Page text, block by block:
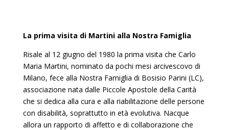
La prima visita di Martini alla Nostra Famiglia
Risale al 12 giugno del 1980 la prima visita che Carlo
Maria Martini, nominato da pochi mesi arcivescovo di
Milano, fece alla Nostra Famiglia di Bosisio Parini (LC),
associazione nata dalle Piccole Apostole della Carità
che si dedica alla cura e alla riabilitazione delle persone
con disabilità, soprattutto in età evolutiva. Nacque
allora un rapporto di affetto e di collaborazione che